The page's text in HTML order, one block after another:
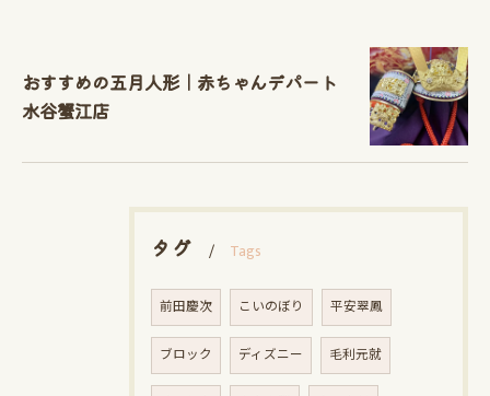
おすすめの五月人形｜赤ちゃんデパート
水谷蟹江店
タグ Tags
前田慶次 こいのぼり 平安翠鳳
ブロック ディズニー 毛利元就